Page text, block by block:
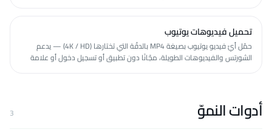
تحميل فيديوهات يوتيوب
حمّل أيّ فيديو يوتيوب بصيغة MP4 بالدقّة التي تختارها (4K / HD) — يدعم
الشورتس والفيديوهات الطويلة، مجّانًا دون تطبيق أو تسجيل دخول أو علامة
أدوات النموّ 3